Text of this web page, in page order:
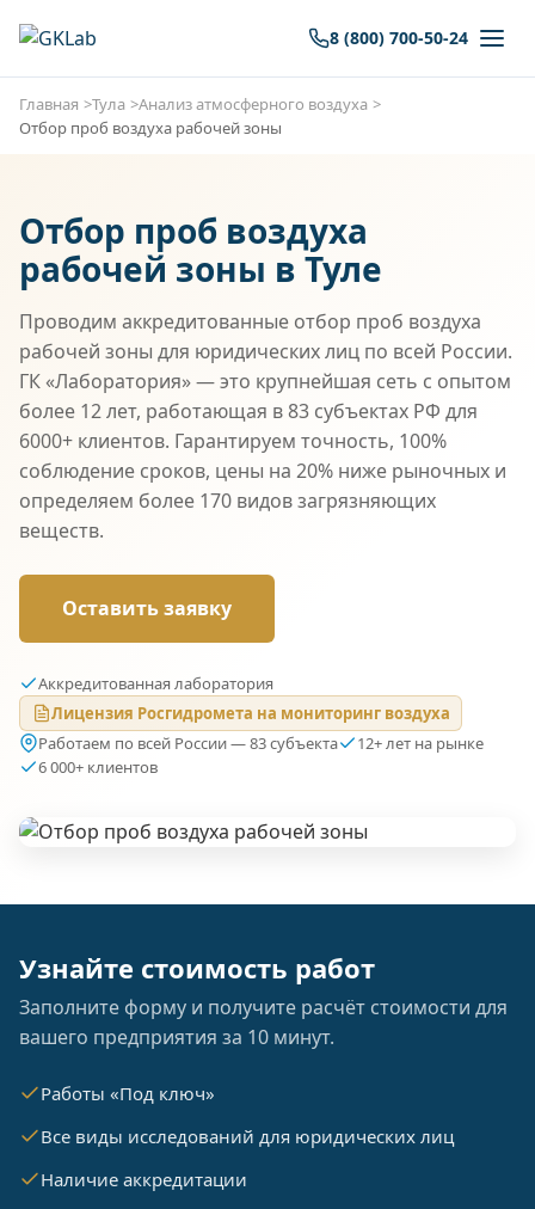
8 (800) 700-50-24
Главная Тула
Анализ атмосферного воздуха
Отбор проб воздуха рабочей зоны
Отбор проб воздуха
рабочей зоны в Туле
Проводим аккредитованные отбор проб воздуха
рабочей зоны для юридических лиц по всей России.
ГК «Лаборатория» — это крупнейшая сеть с опытом
более 12 лет, работающая в 83 субъектах РФ для
6000+ клиентов. Гарантируем точность, 100%
соблюдение сроков, цены на 20% ниже рыночных и
определяем более 170 видов загрязняющих
веществ.
Оставить заявку
Аккредитованная лаборатория
Лицензия Росгидромета на мониторинг воздуха
Работаем по всей России — 83 субъекта
12+ лет на рынке
6 000+ клиентов
Узнайте стоимость работ
Заполните форму и получите расчёт стоимости для
вашего предприятия за 10 минут.
Работы «Под ключ»
Все виды исследований для юридических лиц
Наличие аккредитации